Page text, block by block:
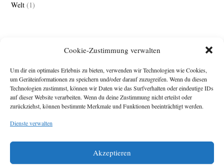
Cookie-Zustimmung verwalten
Um dir ein optimales Erlebnis zu bieten, verwenden wir Technologien wie Cookies,
um Geräteinformationen zu speichern und/oder darauf zuzugreifen. Wenn du diesen
Technologien zustimmst, können wir Daten wie das Surfverhalten oder eindeutige IDs
auf dieser Website verarbeiten. Wenn du deine Zustimmung nicht erteilst oder
zurückziehst, können bestimmte Merkmale und Funktionen beeinträchtigt werden.
Dienste verwalten
Akzeptieren
Welt (1)
Impressum
Michael Baden,
Diese Webseite stellt
zehn Jahre der